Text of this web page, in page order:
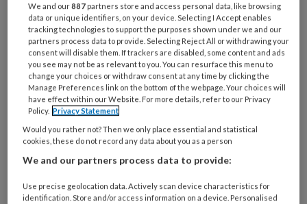
In de vierdelige Klokhuisserie over dood en
afscheid gaat Eva op zoek naar antwoorden,
en praat ze met kinderen die een sterfgeval
hebben meegemaakt. Er komen deskundigen
in rouwverwerking aan het woord, en kinderen
geven tips.
Mooi gemaakt en fijne informatie voor
kinderen, bruikbaar op school en thuis.
Bekijk uitzending 21 januari 2021 >Wat is
We and our887 partners store and access personal data, like browsing
data or unique identifiers, on your device. Selecting I Accept enables
tracking technologies to support the purposes shown under we and our
partners process data to provide. Selecting Reject All or withdrawing your
consent will disable them. If trackers are disabled, some content and ads
you see may not be as relevant to you. You can resurface this menu to
change your choices or withdraw consent at any time by clicking the
Manage Preferences link on the bottom of the webpage. Your choices will
have effect within our Website. For more details, refer to our Privacy
Policy. Privacy Statement
Would you rather not? Then we only place essential and statistical
cookies, these do not record any data about you as a person
We and our partners process data to provide:
Use precise geolocation data. Actively scan device characteristics for
identification. Store and/or access information on a device. Personalised